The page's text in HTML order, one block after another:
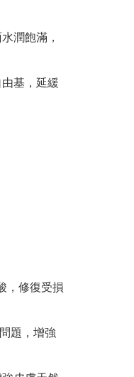
潤飽滿，
基，延緩
，修復受損
題，增強